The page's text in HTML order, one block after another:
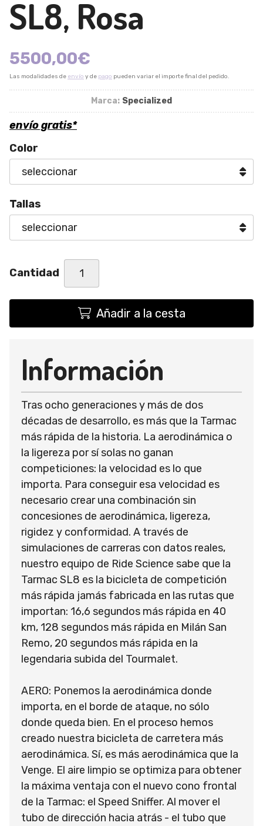
SL8, Rosa
5500,00€
Las modalidades de envío y de pago pueden variar el importe final del pedido.
Marca: Specialized
envío gratis*
Color
Tallas
Cantidad
Añadir a la cesta
Información
Tras ocho generaciones y más de dos
décadas de desarrollo, es más que la Tarmac
más rápida de la historia. La aerodinámica o
la ligereza por sí solas no ganan
competiciones: la velocidad es lo que
importa. Para conseguir esa velocidad es
necesario crear una combinación sin
concesiones de aerodinámica, ligereza,
rigidez y conformidad. A través de
simulaciones de carreras con datos reales,
nuestro equipo de Ride Science sabe que la
Tarmac SL8 es la bicicleta de competición
más rápida jamás fabricada en las rutas que
importan: 16,6 segundos más rápida en 40
km, 128 segundos más rápida en Milán San
Remo, 20 segundos más rápida en la
legendaria subida del Tourmalet.
AERO: Ponemos la aerodinámica donde
importa, en el borde de ataque, no sólo
donde queda bien. En el proceso hemos
creado nuestra bicicleta de carretera más
aerodinámica. Sí, es más aerodinámica que la
Venge. El aire limpio se optimiza para obtener
la máxima ventaja con el nuevo cono frontal
de la Tarmac: el Speed Sniffer. Al mover el
tubo de dirección hacia atrás - el tubo que